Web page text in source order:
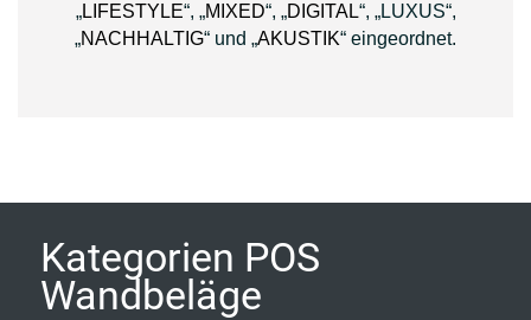
„LIFESTYLE“, „MIXED“, „DIGITAL“, „LUXUS“,
„NACHHALTIG“ und „AKUSTIK“ eingeordnet.
Kategorien POS
Wandbeläge